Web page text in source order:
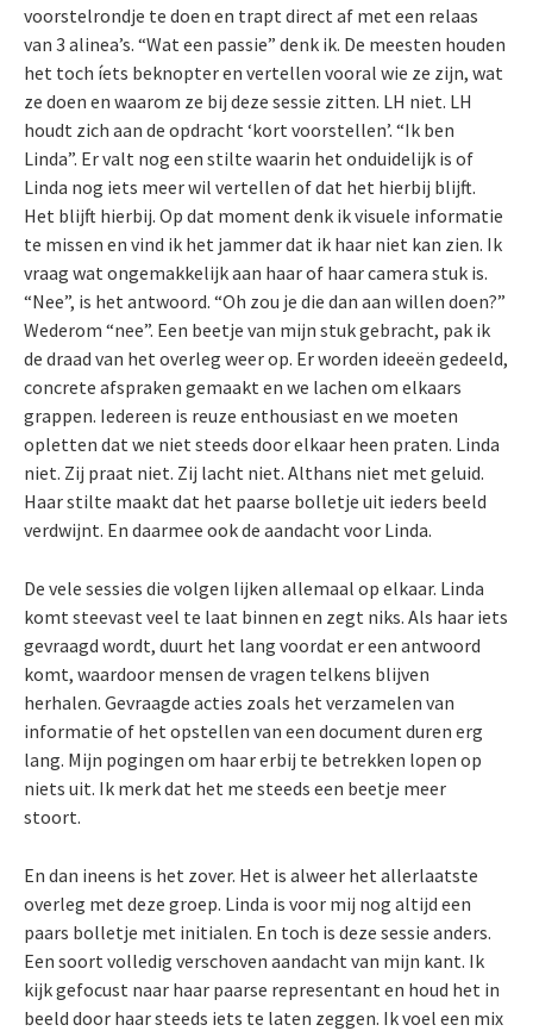
voorstelrondje te doen en trapt direct af met een relaas
van 3 alinea’s. “Wat een passie” denk ik. De meesten houden
het toch íets beknopter en vertellen vooral wie ze zijn, wat
ze doen en waarom ze bij deze sessie zitten. LH niet. LH
houdt zich aan de opdracht ‘kort voorstellen’. “Ik ben
Linda”. Er valt nog een stilte waarin het onduidelijk is of
Linda nog iets meer wil vertellen of dat het hierbij blijft.
Het blijft hierbij. Op dat moment denk ik visuele informatie
te missen en vind ik het jammer dat ik haar niet kan zien. Ik
vraag wat ongemakkelijk aan haar of haar camera stuk is.
“Nee”, is het antwoord. “Oh zou je die dan aan willen doen?”
Wederom “nee”. Een beetje van mijn stuk gebracht, pak ik
de draad van het overleg weer op. Er worden ideeën gedeeld,
concrete afspraken gemaakt en we lachen om elkaars
grappen. Iedereen is reuze enthousiast en we moeten
opletten dat we niet steeds door elkaar heen praten. Linda
niet. Zij praat niet. Zij lacht niet. Althans niet met geluid.
Haar stilte maakt dat het paarse bolletje uit ieders beeld
verdwijnt. En daarmee ook de aandacht voor Linda.
De vele sessies die volgen lijken allemaal op elkaar. Linda
komt steevast veel te laat binnen en zegt niks. Als haar iets
gevraagd wordt, duurt het lang voordat er een antwoord
komt, waardoor mensen de vragen telkens blijven
herhalen. Gevraagde acties zoals het verzamelen van
informatie of het opstellen van een document duren erg
lang. Mijn pogingen om haar erbij te betrekken lopen op
niets uit. Ik merk dat het me steeds een beetje meer
stoort.
En dan ineens is het zover. Het is alweer het allerlaatste
overleg met deze groep. Linda is voor mij nog altijd een
paars bolletje met initialen. En toch is deze sessie anders.
Een soort volledig verschoven aandacht van mijn kant. Ik
kijk gefocust naar haar paarse representant en houd het in
beeld door haar steeds iets te laten zeggen. Ik voel een mix